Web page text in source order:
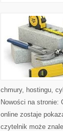
chmury, hostingu,
Nowości na stronie:
online zostaje
czytelnik może